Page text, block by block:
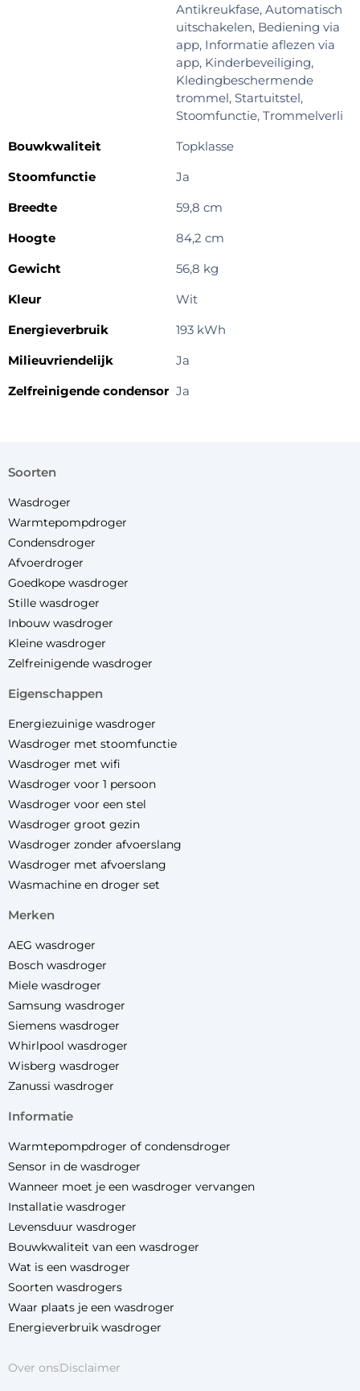
Antikreukfase, Automatisch
uitschakelen, Bediening via
app, Informatie aflezen via
app, Kinderbeveiliging,
Kledingbeschermende
trommel, Startuitstel,
Stoomfunctie, Trommelverli
Bouwkwaliteit
Topklasse
Stoomfunctie
Ja
Breedte
59,8 cm
Hoogte
84,2 cm
Gewicht
56,8 kg
Kleur
Wit
Energieverbruik
193 kWh
Milieuvriendelijk
Ja
Zelfreinigende condensor Ja
soorten
Wasdroger
Warmtepompdroger
Condensdroger
Afvoerdroger
Goedkope wasdroger
Stille wasdroger
Inbouw wasdroger
Kleine wasdroger
Zelfreinigende wasdroger
eigenschappen
Energiezuinige wasdroger
Wasdroger met stoomfunctie
Wasdroger met wifi
Wasdroger voor 1 persoon
Wasdroger voor een stel
Wasdroger groot gezin
Wasdroger zonder afvoerslang
Wasdroger met afvoerslang
Wasmachine en droger set
merken
AEG wasdroger
Bosch wasdroger
Miele wasdroger
Samsung wasdroger
Siemens wasdroger
Whirlpool wasdroger
Wisberg wasdroger
Zanussi wasdroger
informatie
Warmtepompdroger of condensdroger
Sensor in de wasdroger
Wanneer moet je een wasdroger vervangen
Installatie wasdroger
Levensduur wasdroger
Bouwkwaliteit van een wasdroger
Wat is een wasdroger
Soorten wasdrogers
Waar plaats je een wasdroger
Energieverbruik wasdroger
Over onsDisclaimer